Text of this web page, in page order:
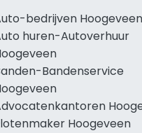
bedrijven Hoogeveen
huren-Autoverhuur
Bandenservice
Hoogeveen